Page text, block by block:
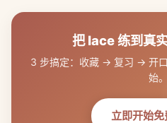
把 lace 练到真
3 步搞定：收藏 → 复习 → 开
始。
立即开始免